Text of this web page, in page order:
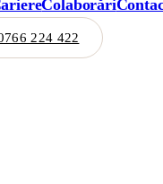
Colaborări
224 422